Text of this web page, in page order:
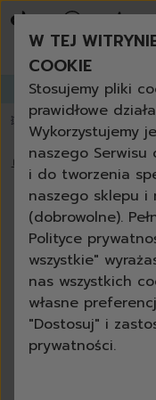
Zapisz się do
💥 Papier toaletowy 3-
🏠 › Blog › Jak
Jak
Część 2.
Anna Czelewska
W TEJ
COOKIE
Stosujemy pliki
prawidłowe
Wykorzystujemy
naszego
i do tworzenia
naszego sklepu i
(dobrowolne).
Polityce
wszystkie"
nas wszystkich
własne
"Dostosuj" i
prywatności.